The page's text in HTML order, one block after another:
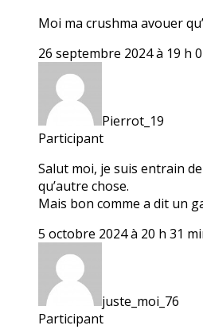
Moi ma crushma avouer
26 septembre 2024 à 19 h
Pierrot_19
Participant
Salut moi, je suis entrain
qu’autre chose.
Mais bon comme a dit un
5 octobre 2024 à 20 h 31
juste_moi_76
Participant